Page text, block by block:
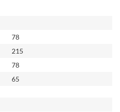
78
215
78
65